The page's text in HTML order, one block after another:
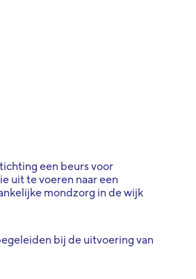
een beurs voor
uit te voeren naar een
mondzorg in de wijk
bij de uitvoering van